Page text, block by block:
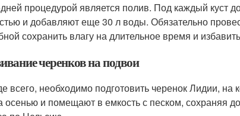
процедурой является полив. Под каждый куст
и добавляют еще 30 л воды. Обязательно
сохранить влагу на длительное время и
черенков на подвои
всего, необходимо подготовить черенок Лидии,
осенью и помещают в емкость с песком, сохраняя